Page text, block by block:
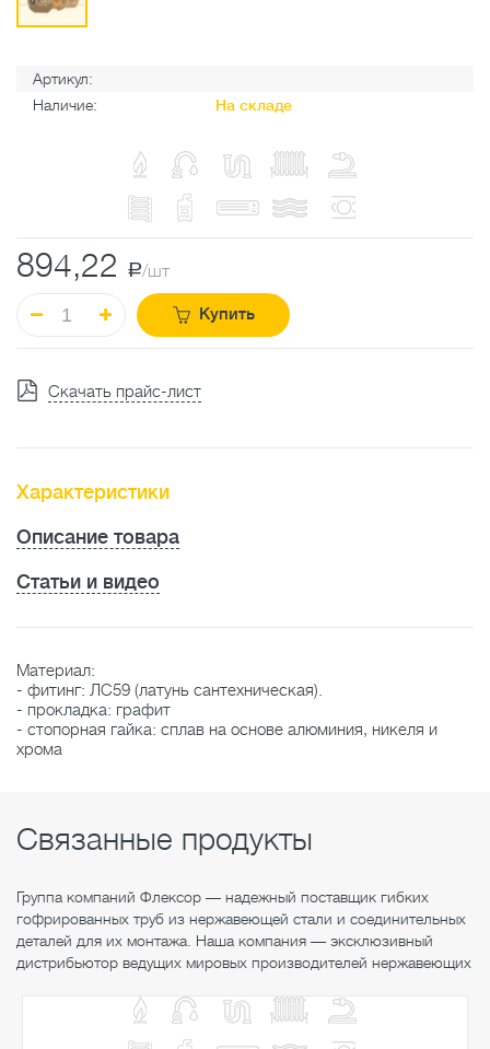
Артикул:
Наличие:
На складе
894,22 a/шт
Купить
Скачать прайс-лист
Характеристики
Описание товара
Статьи и видео
Материал:
- фитинг: ЛС59 (латунь сантехническая).
- прокладка: графит
- стопорная гайка: сплав на основе алюминия, никеля и
хрома
Связанные продукты
Группа компаний Флексор — надежный поставщик гибких
гофрированных труб из нержавеющей стали и соединительных
деталей для их монтажа. Наша компания — эксклюзивный
дистрибьютор ведущих мировых производителей нержавеющих